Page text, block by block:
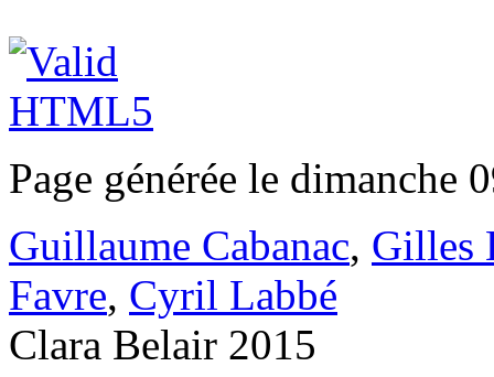
Page générée le dimanche
Guillaume Cabanac, Gilles
Favre, Cyril Labbé
Clara Belair 2015